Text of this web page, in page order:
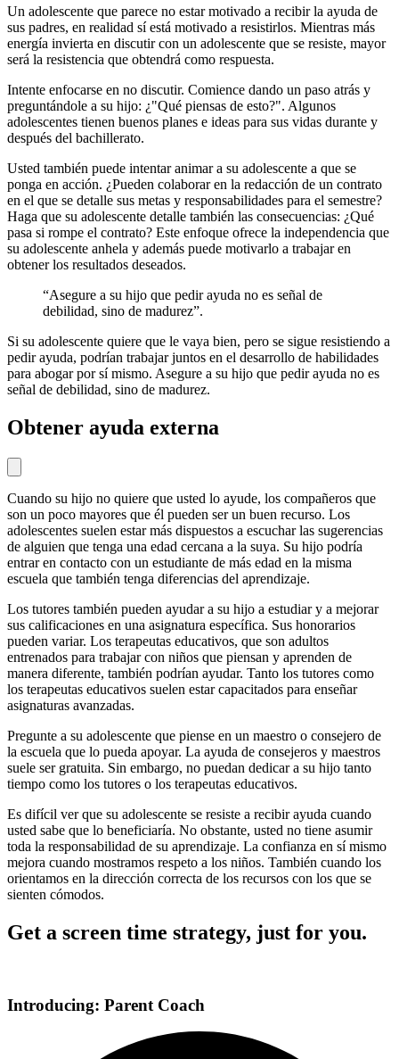
Un adolescente que parece no estar motivado a recibir la ayuda de
sus padres, en realidad sí está motivado a resistirlos. Mientras más
energía invierta en discutir con un adolescente que se resiste, mayor
será la resistencia que obtendrá como respuesta.
Intente enfocarse en no discutir. Comience dando un paso atrás y
preguntándole a su hijo: ¿"Qué piensas de esto?". Algunos
adolescentes tienen buenos planes e ideas para sus vidas durante y
después del bachillerato.
Usted también puede intentar animar a su adolescente a que se
ponga en acción. ¿Pueden colaborar en la redacción de un contrato
en el que se detalle sus metas y responsabilidades para el semestre?
Haga que su adolescente detalle también las consecuencias: ¿Qué
pasa si rompe el contrato? Este enfoque ofrece la independencia que
su adolescente anhela y además puede motivarlo a trabajar en
obtener los resultados deseados.
“Asegure a su hijo que pedir ayuda no es señal de
debilidad, sino de madurez”.
Si su adolescente quiere que le vaya bien, pero se sigue resistiendo a
pedir ayuda, podrían trabajar juntos en el desarrollo de habilidades
para abogar por sí mismo. Asegure a su hijo que pedir ayuda no es
señal de debilidad, sino de madurez.
Obtener ayuda externa
Cuando su hijo no quiere que usted lo ayude, los compañeros que
son un poco mayores que él pueden ser un buen recurso. Los
adolescentes suelen estar más dispuestos a escuchar las sugerencias
de alguien que tenga una edad cercana a la suya. Su hijo podría
entrar en contacto con un estudiante de más edad en la misma
escuela que también tenga diferencias del aprendizaje.
Los tutores también pueden ayudar a su hijo a estudiar y a mejorar
sus calificaciones en una asignatura específica. Sus honorarios
pueden variar. Los terapeutas educativos, que son adultos
entrenados para trabajar con niños que piensan y aprenden de
manera diferente, también podrían ayudar. Tanto los tutores como
los terapeutas educativos suelen estar capacitados para enseñar
asignaturas avanzadas.
Pregunte a su adolescente que piense en un maestro o consejero de
la escuela que lo pueda apoyar. La ayuda de consejeros y maestros
suele ser gratuita. Sin embargo, no puedan dedicar a su hijo tanto
tiempo como los tutores o los terapeutas educativos.
Es difícil ver que su adolescente se resiste a recibir ayuda cuando
usted sabe que lo beneficiaría. No obstante, usted no tiene asumir
toda la responsabilidad de su aprendizaje. La confianza en sí mismo
mejora cuando mostramos respeto a los niños. También cuando los
orientamos en la dirección correcta de los recursos con los que se
sienten cómodos.
Get a screen time strategy, just for you.
Introducing: Parent Coach